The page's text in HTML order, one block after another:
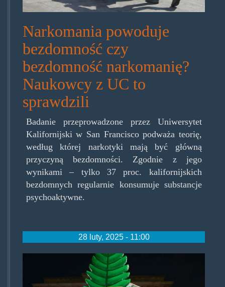
Narkomania powoduje
bezdomność czy
bezdomność narkomanię?
Naukowcy z UC to
sprawdzili
Badanie przeprowadzone przez Uniwersytet
Kalifornijski w San Francisco podważa teorię,
według której narkotyki mają być główną
przyczyną bezdomności. Zgodnie z jego
wynikami – tylko 37 proc. kalifornijskich
bezdomnych regularnie konsumuje substancje
psychoaktywne.
28 luty, 2025 - 11:00
keinekonopien.jpg